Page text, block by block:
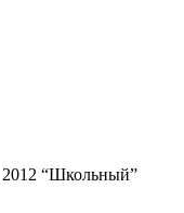
“Школьный”